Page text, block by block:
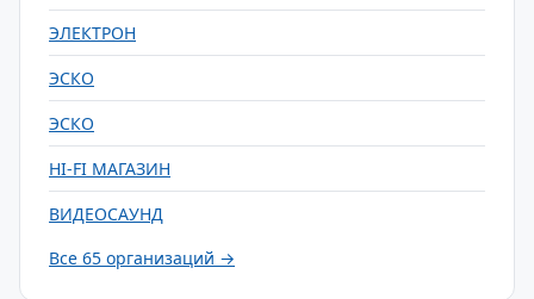
ЭЛЕКТРОН
ЭСКО
ЭСКО
HI-FI МАГАЗИН
ВИДЕОСАУНД
Все 65 организаций →